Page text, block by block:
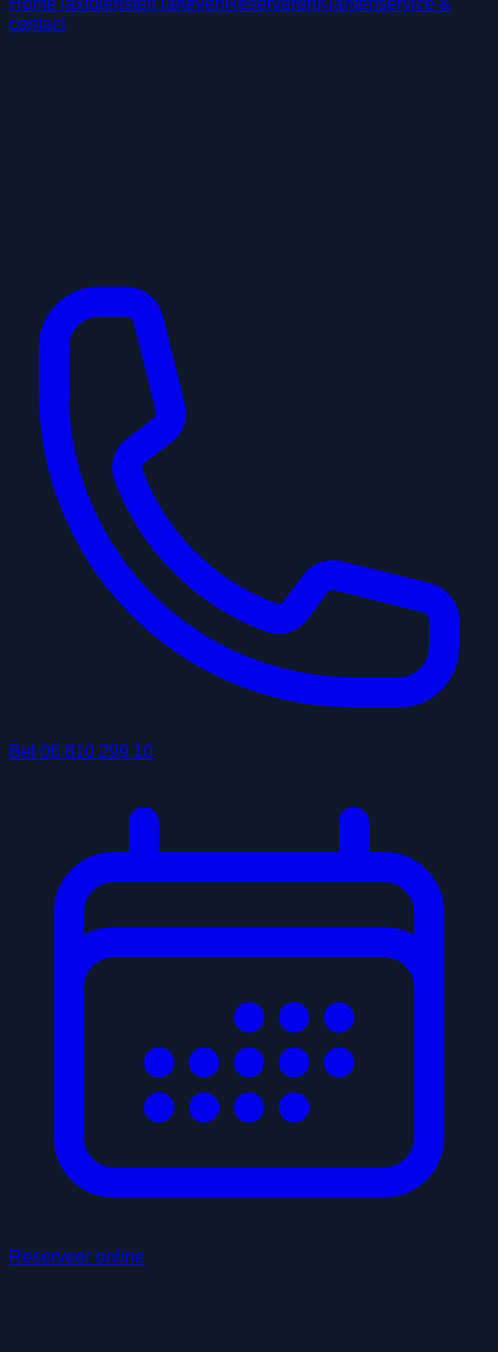
HomeTaxidienstenTarievenReserverenKlantenservice &
contact
Bel 06 810 299 10
Reserveer online